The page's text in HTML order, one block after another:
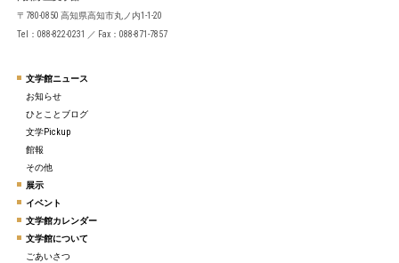
〒780-0850 高知県高知市丸ノ内1-1-20
Tel：088-822-0231 ／ Fax：088-871-7857
文学館ニュース
お知らせ
ひとことブログ
文学Pickup
館報
その他
展示
イベント
文学館カレンダー
文学館について
ごあいさつ